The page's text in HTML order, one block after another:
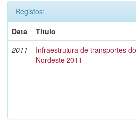
Registos:
Data
Título
2011
Infraestrutura de transportes do
Nordeste 2011